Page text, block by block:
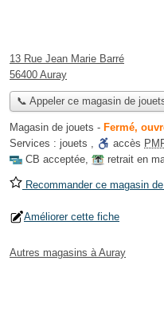
13 Rue Jean Marie Barré
56400 Auray
📞 Appeler ce magasin de
Magasin de jouets - Fermé,
Services : jouets , accès
CB acceptée, retrait en
Recommander ce magasin
Améliorer cette fiche
Autres magasins à Auray